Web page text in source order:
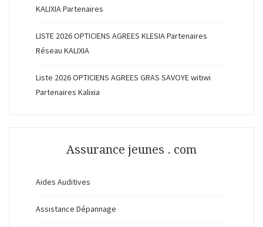
KALIXIA Partenaires
LISTE 2026 OPTICIENS AGREES KLESIA Partenaires
Réseau KALIXIA
Liste 2026 OPTICIENS AGREES GRAS SAVOYE witiwi
Partenaires Kalixia
Assurance jeunes . com
Aides Auditives
Assistance Dépannage